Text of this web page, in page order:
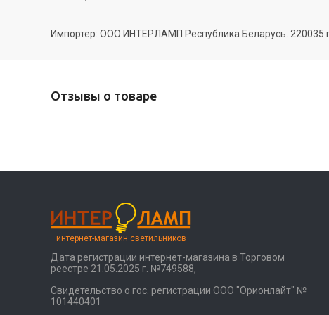
Импортер: ООО ИНТЕРЛАМП Республика Беларусь. 220035
Отзывы о товаре
интернет-магазин светильников
Дата регистрации интернет-магазина в Торговом
реестре 21.05.2025 г. №749588,
Свидетельство о гос. регистрации ООО "Орионлайт" №
101440401